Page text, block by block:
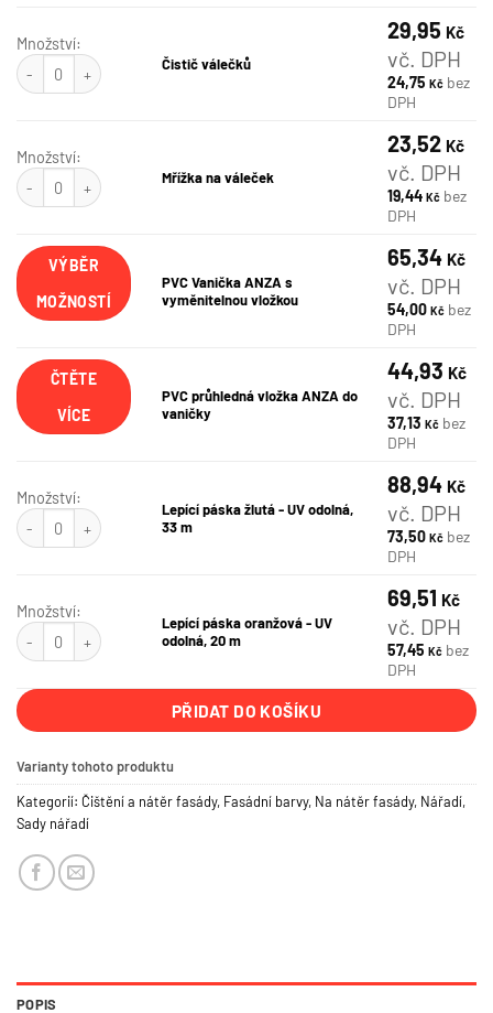
Množství:
Čistič válečků množstvíČistič válečků
29,95 Kč
vč. DPH
24,75Kč bez
DPH
Množství:
Mřížka na váleček množstvíMřížka na váleček
23,52 Kč
vč. DPH
19,44Kč bez
DPH
VÝBĚR
MOŽNOSTÍ
produkt
má
více
vybrat
PVC Vanička ANZA s
vyměnitelnou vložkou
65,34 Kč
vč. DPH
54,00Kč bez
DPH
ČTĚTE
VÍCE
PVC průhledná vložka ANZA do
vaničky
44,93 Kč
vč. DPH
37,13Kč bez
DPH
Množství:
Lepící páska žlutá - UV odolná, 33 m množství
Lepící páska žlutá - UV odolná,
33 m
88,94 Kč
vč. DPH
73,50Kč bez
DPH
Množství:
Lepící páska oranžová - UV odolná, 20 m množství
Lepící páska oranžová - UV
odolná, 20 m
69,51 Kč
vč. DPH
57,45Kč bez
DPH
PŘIDAT DO KOŠÍKU
Varianty tohoto produktu
Kategorií: Čištění a nátěr fasády, Fasádní barvy, Na nátěr fasády, Nářadí,
Sady nářadí
POPIS